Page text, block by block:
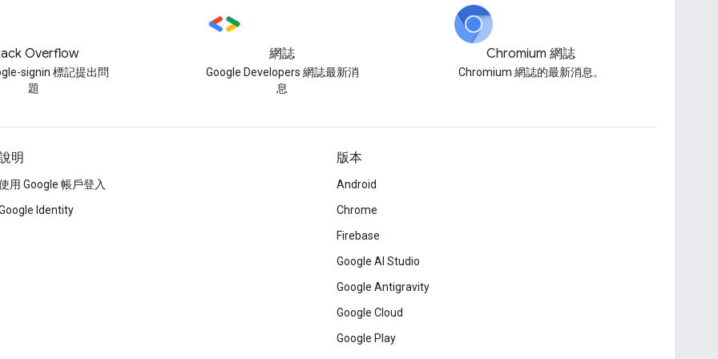
Overflow
signin 標記提出問
題
網誌
Google Developers 網誌最新消
息
Chromium 網誌
Chromium 網誌的最新消息。
明
用 Google 帳戶登入
Identity
版本
Android
Chrome
Firebase
Google AI Studio
Google Antigravity
Google Cloud
Google Play